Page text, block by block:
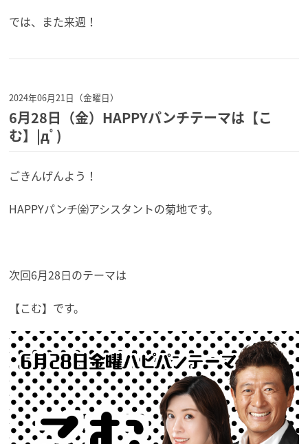
では、また来週！
2024年06月21日（金曜日）
6月28日（金）HAPPYパンチテーマは【こ
む】|дﾟ)
ごきんげんよう！
HAPPYパンチ㈮アシスタントの菊地です。
次回6月28日のテーマは
【こむ】です。